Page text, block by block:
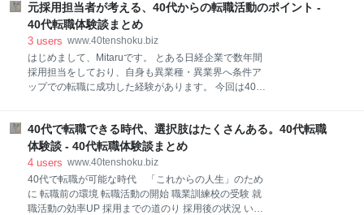
思いました。 私の健康を気遣う妻のすすめもあり、49
歳での転職を決意したのです。 転職サイトの活用 さて
転職を決意したのはいいのですが、さすがに49歳とい
う年齢ではまともに活動してもよい結果はえられない
と考
と言えば、転職する三か月前まで、転職をするとは思
っていませんでした。私にとって転職というのは、そ
れほどのものでした。 転職と言うワードで検索をする
と山ほどの情報が出てきます。 しかも、内容は意外と
ポジティブなものばかりで、むしろ、転職した方が得
なのではないかと思えるほどです。 しかし、その転職
口が狭くなると言うのは、考えればわかる事です。 た
だ、私の経験の中で、40代になったら、転職しようと
思って、今の会社に入社した人はどれぐらいいるの
か？とい
元採用担当者が考える、40代からの転職活動のポイント -
40代転職体験談まとめ
3 users www.40tenshoku.biz
はじめまして、Mitaruです。 とある日経企業で数年間
採用担当をしており、自身も異業種・異業界へ条件ア
ップでの転職に成功した経験があります。 今回は40代
いいただけたら嬉しいです。 ①採用ルートを知る ②転
職サイト・エージェントを併用する なぜ転職サイトで
情報収集？ なぜ転職エージェント経由で応募？ ③40
代からの転職活動で気を付けたいこと 実績のアピール
は大事だが、謙虚な姿勢を 制約は隠さない （その他）
企業情報ゲットの裏技 ①採用ルートを知る ひとくちに
40代で転職できる時代、選択肢はたくさんある。40代転職
体験談 - 40代転職体験談まとめ
4 users www.40tenshoku.biz
40代で転職が可能な時代 「これからの人生」のため
に 転職前の環境 転職活動の開始 職業訓練校の受験 就
職活動の効率UP 採用までの道のり 採用後の状況 いつ